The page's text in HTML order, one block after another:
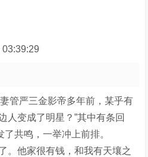
管严三金影帝多年前，某乎有
人变成了明星？”其中有条回
共鸣，一举冲上前排。
他家很有钱，和我有天壤之